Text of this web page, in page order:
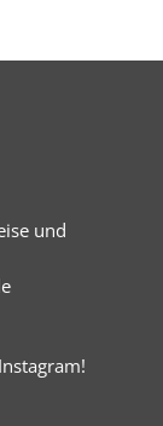
und
Instagram!